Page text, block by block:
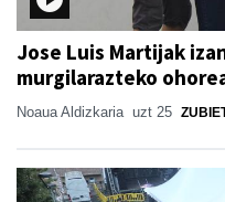
Jose Luis Martijak
murgilarazteko
Noaua Aldizkaria uzt 25